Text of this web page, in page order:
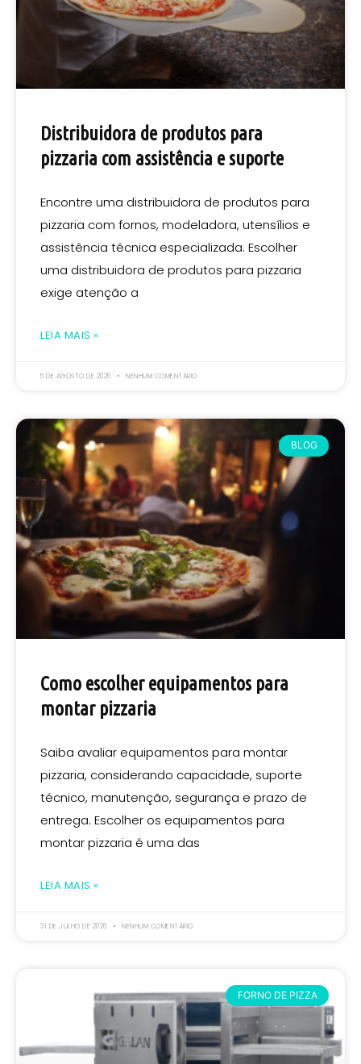
Distribuidora de produtos para
pizzaria com assistência e suporte
Encontre uma distribuidora de produtos para
pizzaria com fornos, modeladora, utensílios e
assistência técnica especializada. Escolher
uma distribuidora de produtos para pizzaria
exige atenção a
LEIA MAIS »
5 DE AGOSTO DE 2026 NENHUM COMENTÁRIO
BLOG
Como escolher equipamentos para
montar pizzaria
Saiba avaliar equipamentos para montar
pizzaria, considerando capacidade, suporte
técnico, manutenção, segurança e prazo de
entrega. Escolher os equipamentos para
montar pizzaria é uma das
LEIA MAIS »
31 DE JULHO DE 2026 NENHUM COMENTÁRIO
FORNO DE PIZZA